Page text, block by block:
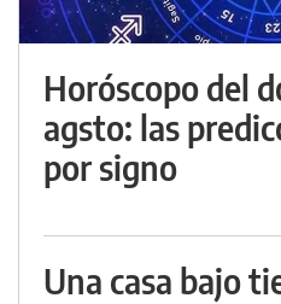
Horóscopo del
agsto: las
por signo
Una casa bajo